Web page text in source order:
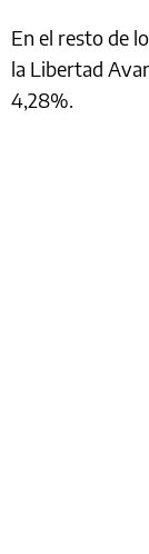
En el resto de
la Libertad
4,28%.